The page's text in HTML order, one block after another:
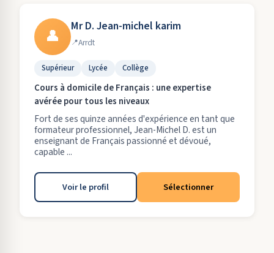
👤 Mr D. Jean-michel karim
Arrdt
Supérieur Lycée Collège
Cours à domicile de Français : une expertise
avérée pour tous les niveaux
Fort de ses quinze années d'expérience en tant que
formateur professionnel, Jean-Michel D. est un
enseignant de Français passionné et dévoué,
capable ...
Voir le profil Sélectionner